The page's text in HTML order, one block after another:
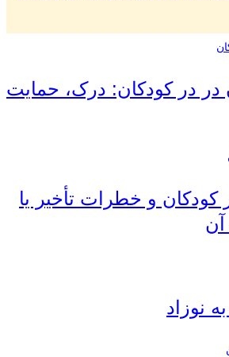
در در کودکان: درک، حمایت
کودکان و خطرات تأخیر یا
نوزاد